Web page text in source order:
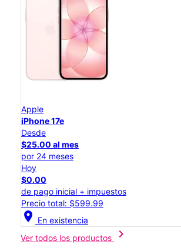
Apple
iPhone 17e
Desde
$25.00 al mes
por 24 meses
Hoy
$0.00
de pago inicial + impuestos
Precio total: $599.99
location_on En existencia
Ver todos los productos
chevron_right